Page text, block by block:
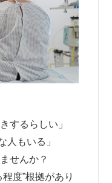
するらしい」
人もいる」
せんか？
度”根拠があり